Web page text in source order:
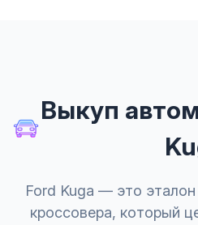
Выкуп
Ford Kuga — это
кроссовера, который